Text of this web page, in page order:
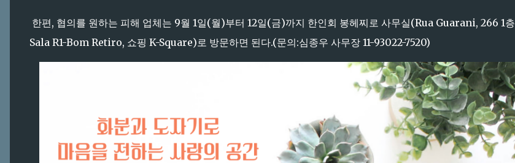
한편, 협의를 원하는 피해 업체는 9월 1일(월)부터 12일(금)까지 한인회 봉헤찌로 사무실(Rua Guarani, 266 1층
Sala R1-Bom Retiro, 쇼핑 K-Square)로 방문하면 된다.(문의:심종우 사무장 11-93022-7520)